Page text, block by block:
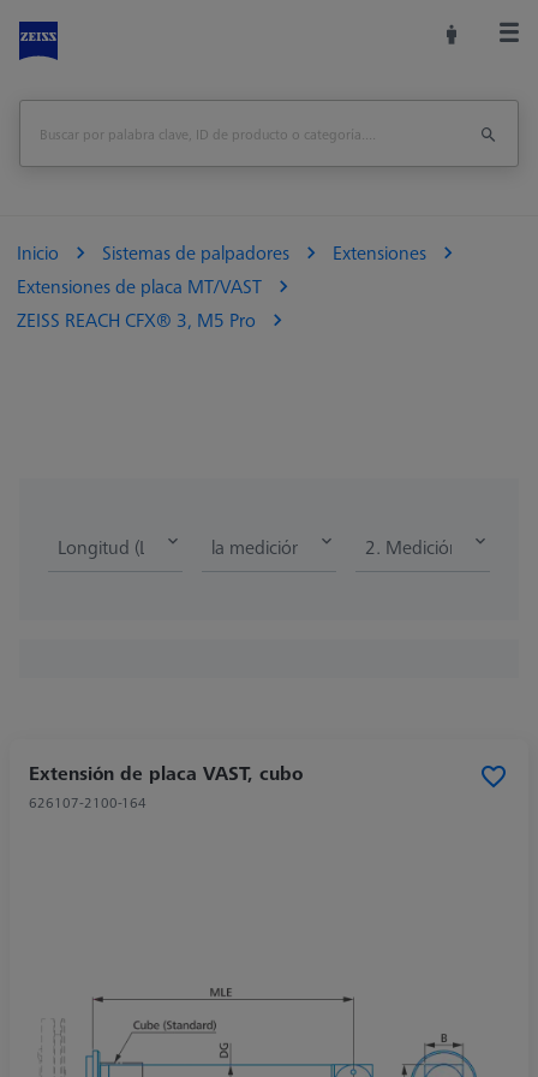
Inicio Sistemas de palpadores
Extensiones
Extensiones de placa MT/VAST
ZEISS REACH CFX® 3, M5 Pro
Longitud (L) la medición de la longitud2. Medición de la
Extensión de placa VAST, cubo
626107-2100-164